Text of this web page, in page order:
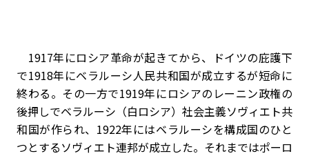
1917年にロシア革命が起きてから、ドイツの庇護下
で1918年にベラルーシ人民共和国が成立するが短命に
終わる。その一方で1919年にロシアのレーニン政権の
後押しでベラルーシ（白ロシア）社会主義ソヴィエト共
和国が作られ、1922年にはベラルーシを構成国のひと
つとするソヴィエト連邦が成立した。それまではポーロ